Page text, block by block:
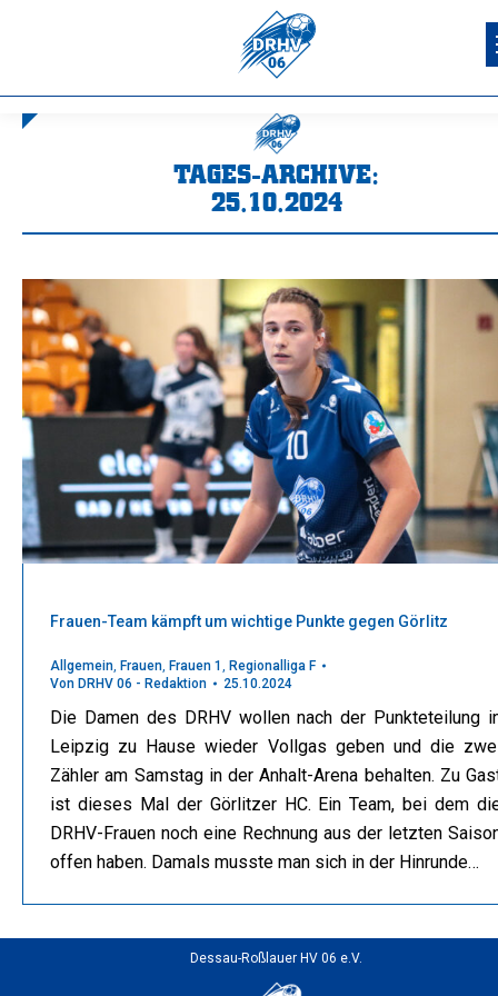
TAGES-ARCHIVE:
25.10.2024
Frauen-Team kämpft um wichtige Punkte gegen Görlitz
Allgemein, Frauen, Frauen 1 , Regionalliga F
Von DRHV 06 - Redaktion 25.10.2024
Die Damen des DRHV wollen nach der Punkteteilung
Leipzig zu Hause wieder Vollgas geben und die
Zähler am Samstag in der Anhalt-Arena behalten. Zu
ist dieses Mal der Görlitzer HC. Ein Team, bei dem
DRHV-Frauen noch eine Rechnung aus der letzten
offen haben. Damals musste man sich in der Hinrunde…
Dessau-Roßlauer HV 06 e.V.